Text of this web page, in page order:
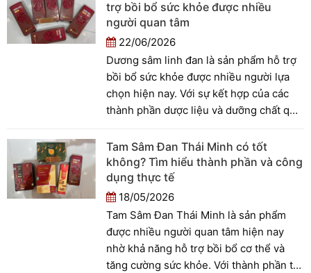
thế nào? Hãy cùng tìm hiểu trong bài
viết dưới đây.
trợ bồi bổ sức khỏe được nhiều
người quan tâm
22/06/2026
Dương sâm linh đan là sản phẩm hỗ trợ
bồi bổ sức khỏe được nhiều người lựa
chọn hiện nay. Với sự kết hợp của các
thành phần dược liệu và dưỡng chất quý,
nâng cao thể trạng, tăng cường sức đề
kháng và cải thiện sức khỏe tổng thể.
Vậy dương sâm linh đan có thành phần
gì và công dụng ra sao? Hãy cùng tìm
hiểu trong bài viết dưới đây.
Tam Sâm Đan Thái Minh có tốt
không? Tìm hiểu thành phần và công
dụng thực tế
18/05/2026
Tam Sâm Đan Thái Minh là sản phẩm
được nhiều người quan tâm hiện nay
nhờ khả năng hỗ trợ bồi bổ cơ thể và
tăng cường sức khỏe. Với thành phần từ